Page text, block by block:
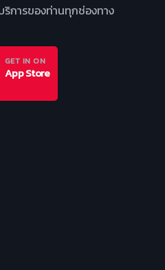
ริการของท่านทุกช่องทาง
GET IN ON
App Store